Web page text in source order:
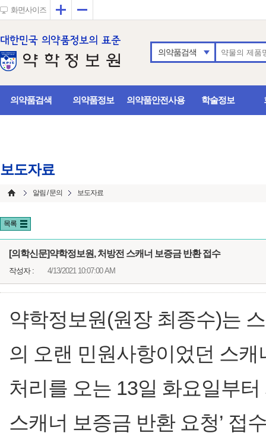
화면사이즈 확대
의약품검색
의약품검색 의약품정보 의약품안전사용 학술정보
보도자료
알림 / 문의 보도자료
목록
[의학신문]약학정보원, 처방전 스캐너 보증금 반환 접수
작성자 : 4/13/2021 10:07:00 AM
약학정보원(원장 최종수)는
의 오랜 민원사항이었던 스
처리를 오는 13일 화요일부
스캐너 보증금 반환 요청’ 접